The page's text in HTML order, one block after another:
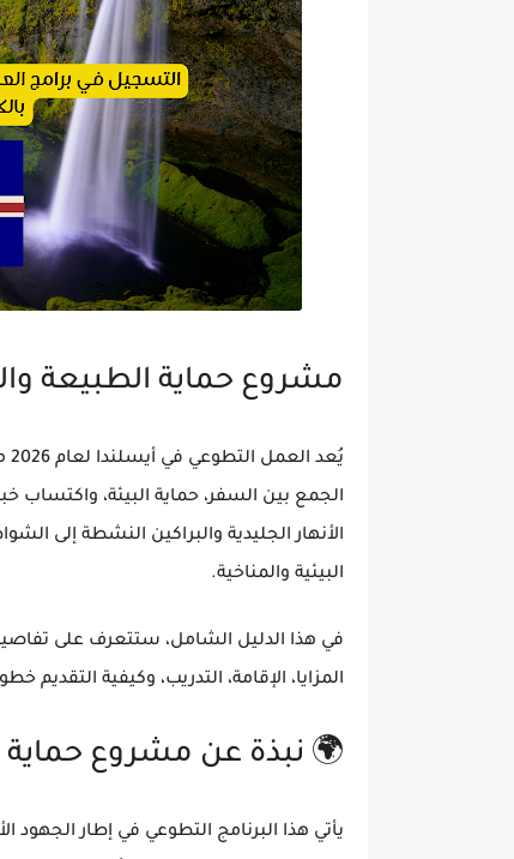
مشروع حماية الطبيعة
الجمع بين السفر، حماية البيئة، واكتساب
الأنهار الجليدية والبراكين النشطة إلى
البيئية والمناخية.
في هذا الدليل الشامل، ستتعرف على
المزايا، الإقامة، التدريب، وكيفية التقديم
🌍 نبذة عن مشروع حماية
يأتي هذا البرنامج التطوعي في إطار الجهود